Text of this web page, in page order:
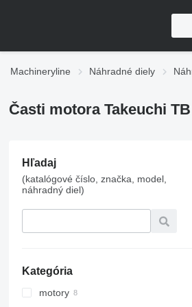
Machineryline Náhradné diely
Časti motora Takeuchi
Hľadaj
(katalógové číslo, značka, model,
náhradný diel)
Kategória
motory